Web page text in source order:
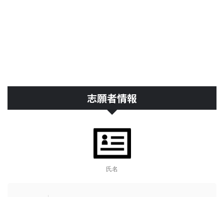
志願者情報
氏名